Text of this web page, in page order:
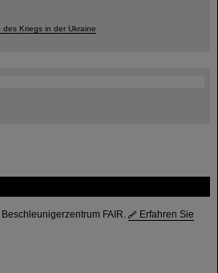
FAIR.
Erfahren Sie
Kriegs in der Ukraine